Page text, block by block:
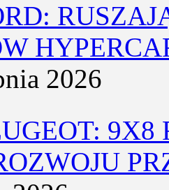
2026
9X8